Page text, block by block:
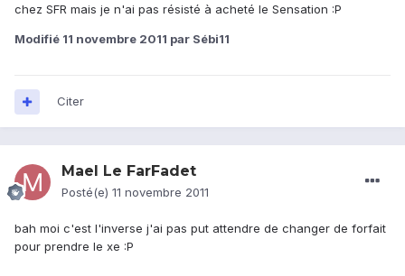
chez SFR mais je n'ai pas résisté à acheté le Sensation :P
Modifié 11 novembre 2011 par Sébi11
Citer
Mael Le FarFadet
Posté(e) 11 novembre 2011
bah moi c'est l'inverse j'ai pas put attendre de changer de forfait
pour prendre le xe :P